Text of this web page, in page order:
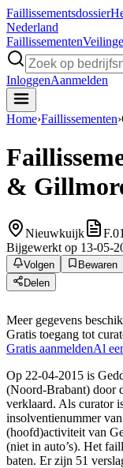
Faillissementsdossier
Nederland
Faillissementen
InloggenAanmelden
Home›Faillissementen›
&
Nieuwkuijk
Bijgewerkt op 13-05-
Volgen
Bewaren
Delen
Meer gegevens
Gratis toegang tot
Gratis aanmeldenAl
Op 22-04-2015 is
(Noord-Brabant) door
verklaard. Als curator
insolventienummer
(hoofd)activiteit van
(niet in auto’s). Het
baten. Er zijn 51